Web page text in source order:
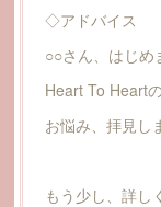
◇アドバイス
○○さん、はじめ
Heart To Heart
お悩み、拝見し
もう少し、詳し